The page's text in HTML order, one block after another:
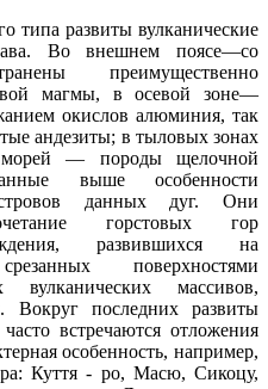
типа развиты вулканические
Во внешнем поясе—со
преимущественно
магмы, в осевой зоне—
окислов алюминия, так
андезиты; в тыловых зонах
— породы щелочной
выше особенности
данных дуг. Они
горстовых гор
развившихся на
поверхностями
массивов,
Вокруг последних развиты
встречаются отложения
особенность, например,
Куття - ро, Масю, Сикоцу,